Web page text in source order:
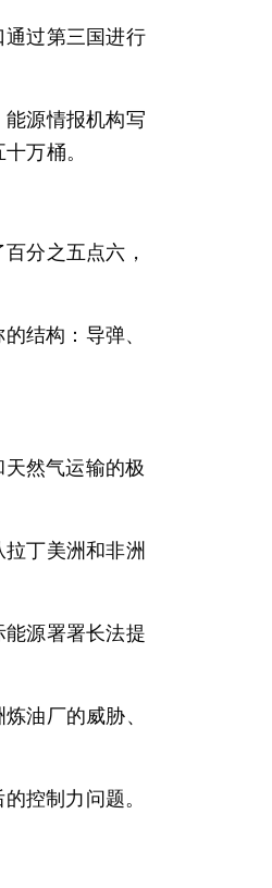
过第三国进行
源情报机构写
万桶。
分之五点六，
结构：导弹、
然气运输的极
丁美洲和非洲
源署署长法提
油厂的威胁、
控制力问题。